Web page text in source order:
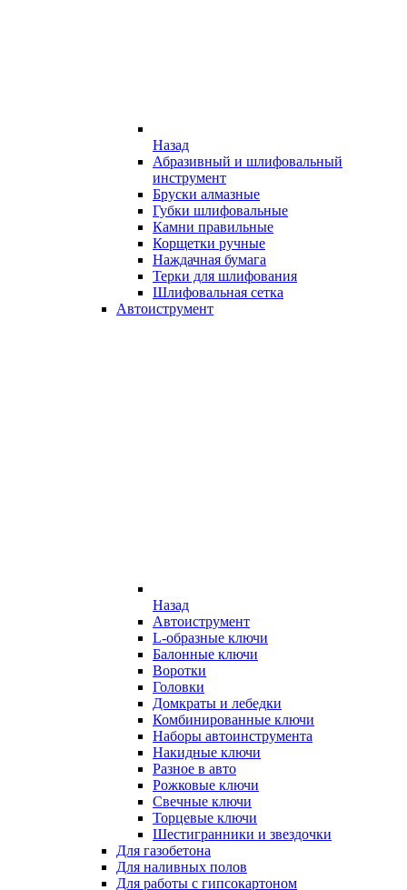
Назад
Абразивный и шлифовальный
инструмент
Бруски алмазные
Губки шлифовальные
Камни правильные
Корщетки ручные
Наждачная бумага
Терки для шлифования
Шлифовальная сетка
Автоиструмент
Назад
Автоиструмент
L-образные ключи
Балонные ключи
Воротки
Головки
Домкраты и лебедки
Комбинированные ключи
Наборы автоинструмента
Накидные ключи
Разное в авто
Рожковые ключи
Свечные ключи
Торцевые ключи
Шестигранники и звездочки
Для газобетона
Для наливных полов
Для работы с гипсокартоном